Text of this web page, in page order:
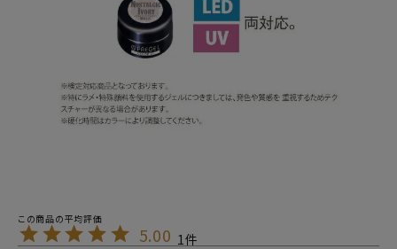
5.00 1